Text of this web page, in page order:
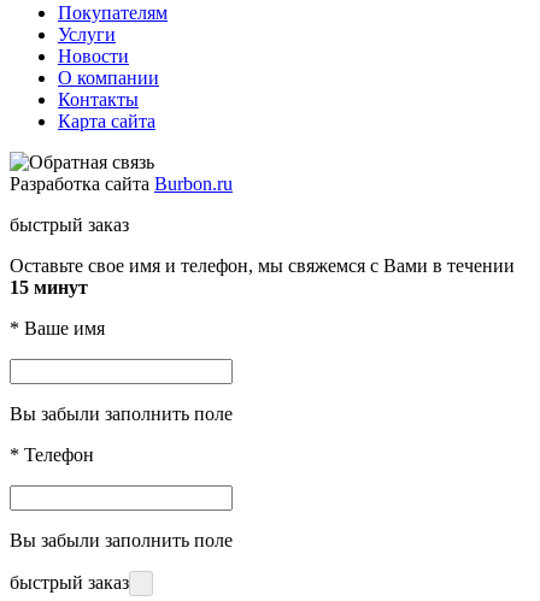
Покупателям
Услуги
Новости
О компании
Контакты
Карта сайта
Разработка сайта Burbon.ru
быстрый заказ
Оставьте свое имя и телефон, мы свяжемся с Вами в течении
15 минут
* Ваше имя
Вы забыли заполнить поле
* Телефон
Вы забыли заполнить поле
быстрый заказ